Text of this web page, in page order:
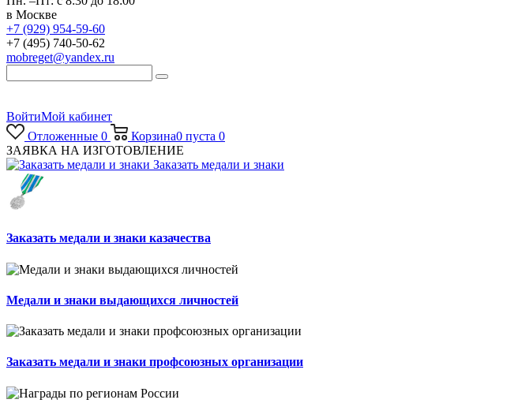
в Москве
+7 (929) 954-59-60
+7 (495) 740-50-62
mobreget@yandex.ru
ВойтиМой кабинет
Отложенные 0 Корзина0 пуста 0
ЗАЯВКА НА ИЗГОТОВЛЕНИЕ
Заказать медали и знаки
Заказать медали и знаки казачества
Медали и знаки выдающихся личностей
Заказать медали и знаки профсоюзных организации